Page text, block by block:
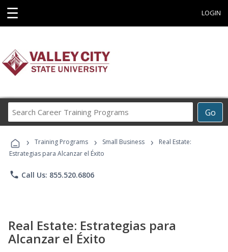
☰ LOGIN
Go
Career
Programs
› Training Programs › Small Business ›
Real Estate:
Estrategias para Alcanzar el Éxito
phone Call Us: 855.520.6806
Real Estate: Estrategias para
Alcanzar el Éxito